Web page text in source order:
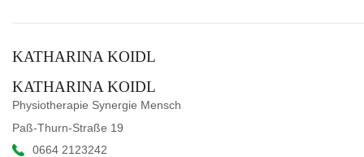
KATHARINA KOIDL
KATHARINA KOIDL
Physiotherapie Synergie Mensch
Paß-Thurn-Straße 19
0664 2123242